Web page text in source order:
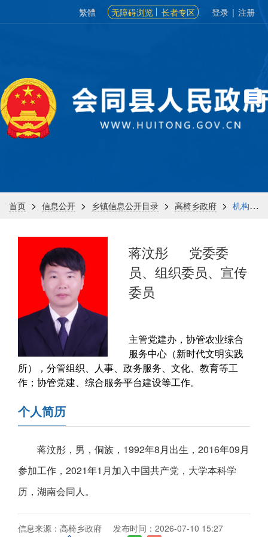
繁體 无障碍浏览 长者专区 登录 | 注册
首页 > 信息公开 > 乡镇信息公开目录 > 高椅乡政府 > 机构信息
蒋汶彤
党委委
员、组织委员、宣传
委员
主管党建办，协管农业综合
服务中心（新时代文明实践
所），分管组织、人事、政务服务、文化、教育等工
作；协管党建、综合服务平台建设等工作。
个人简历
蒋汶彤，男，侗族，1992年8月出生，2016年09月
参加工作，2021年1月加入中国共产党，大学本科学
历，湖南会同人。
信息来源：高椅乡政府 发布时间：2026-07-10 15:27